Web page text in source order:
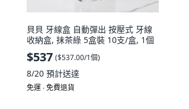
貝貝 牙線盒 自動彈出 按壓式 牙線
收納盒, 抹茶綠 5盒裝 10支/盒, 1個
$537 ($537.00/1個)
8/20 預計送達
免運 ∙ 免費退貨